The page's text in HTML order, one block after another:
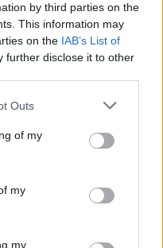
by third parties on the
This information may
on the IAB’s List of
further disclose it to other
Outs
of my
my
my
00:03:43
dėl
keli aspektai
00:03:13
likimui, M.
tokio skaičiaus